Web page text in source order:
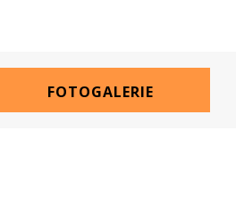
FOTOGALERIE